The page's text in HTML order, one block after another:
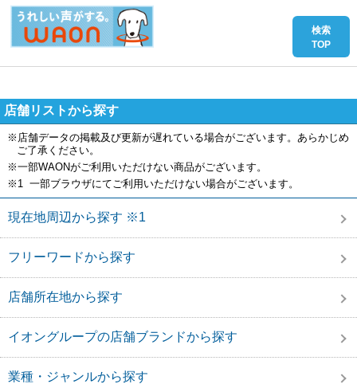
店舗リストから探す
※店舗データの掲載及び更新が遅れている場合がございます。あらかじめ
ご了承ください。
※一部WAONがご利用いただけない商品がございます。
※1 一部ブラウザにてご利用いただけない場合がございます。
現在地周辺から探す ※1
フリーワードから探す
店舗所在地から探す
イオングループの店舗ブランドから探す
業種・ジャンルから探す